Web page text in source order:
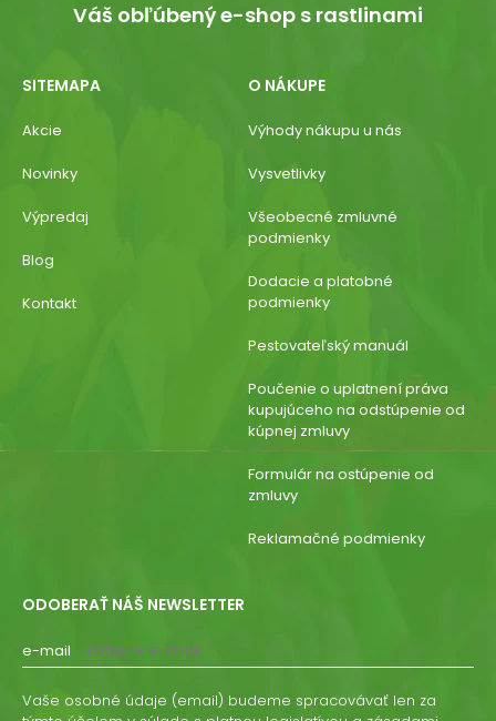
Váš obľúbený e-shop s rastlinami
SITEMAPA
Akcie
Novinky
Výpredaj
Blog
Kontakt
O NÁKUPE
Výhody nákupu u nás
Vysvetlivky
Všeobecné zmluvné
podmienky
Dodacie a platobné
podmienky
Pestovateľský manuál
Poučenie o uplatnení práva
kupujúceho na odstúpenie od
kúpnej zmluvy
Formulár na ostúpenie od
zmluvy
Reklamačné podmienky
ODOBERAŤ NÁŠ NEWSLETTER
e-mail
Vaše osobné údaje (email) budeme spracovávať len za